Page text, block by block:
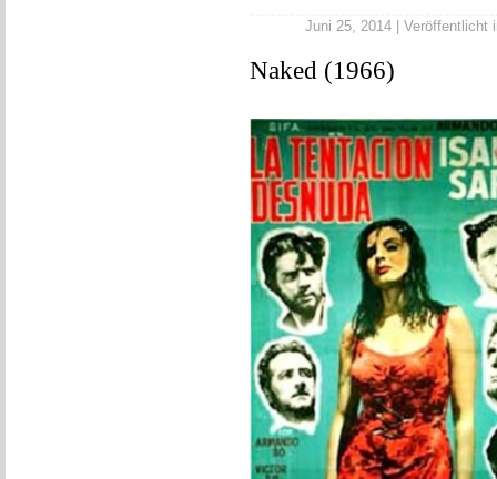
Juni 25, 2014 | Veröffentlicht
Naked (1966)